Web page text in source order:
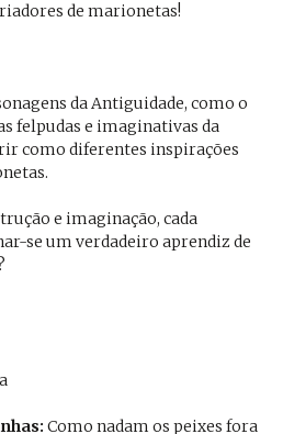
de marionetas!
da Antiguidade, como o
felpudas e imaginativas da
como diferentes inspirações
e imaginação, cada
se um verdadeiro aprendiz de
Como nadam os peixes fora